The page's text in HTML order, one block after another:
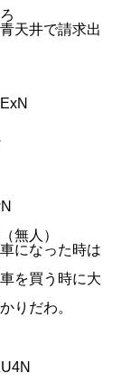
天井で請求出
無人）
になった時は
を買う時に大
りだわ。